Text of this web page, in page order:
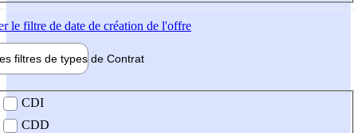
le filtre de date de création de l'offre
filtres de types de Contrat
contrat
CDI
CDD